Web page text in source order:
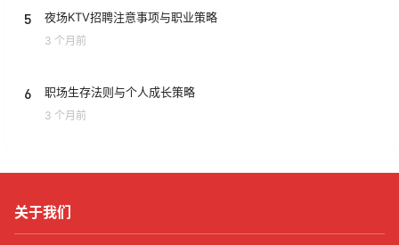
5 夜场KTV招聘注意事项与职业策略
3 个月前
6 职场生存法则与个人成长策略
3 个月前
关于我们